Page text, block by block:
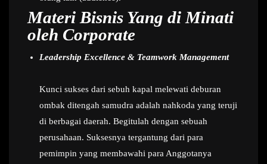
Materi Bisnis Yang di Minati
oleh Corporate
Leadership Excellence & Teamwork Management
Kunci sukses dari sebuh kapal melewati deburan
ombak ditengah samudra adalah nahkoda yang teruji
di berbagai daerah. Begitulah dengan sebuah
perusahaan. Suksesnya tergantung dari para
pemimpin yang membawahi para Anggotanya